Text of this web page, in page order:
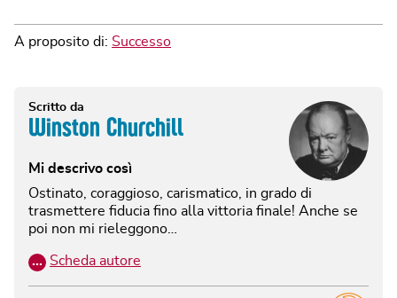
A proposito di: Successo
Scritto da
Winston Churchill
Mi descrivo così
Ostinato, coraggioso, carismatico, in grado di
trasmettere fiducia fino alla vittoria finale! Anche se
poi non mi rieleggono…
… Scheda autore